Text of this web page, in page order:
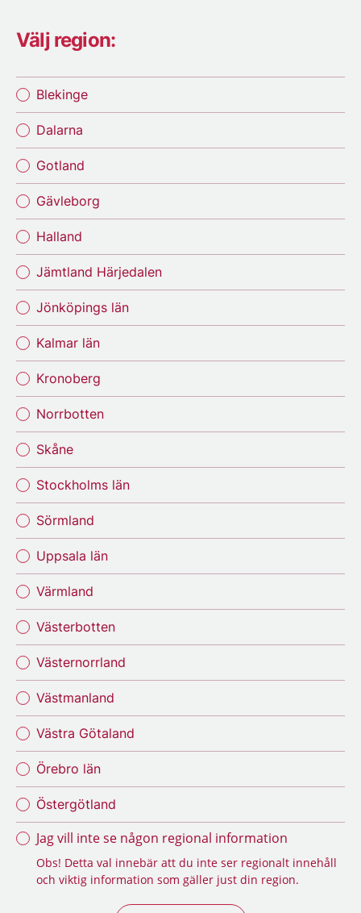
Välj region:
Blekinge
Dalarna
Gotland
Gävleborg
Halland
Jämtland Härjedalen
Jönköpings län
Kalmar län
Kronoberg
Norrbotten
Skåne
Stockholms län
Sörmland
Uppsala län
Värmland
Västerbotten
Västernorrland
Västmanland
Västra Götaland
Örebro län
Östergötland
Jag vill inte se någon regional information
Obs! Detta val innebär att du inte ser regionalt innehåll
och viktig information som gäller just din region.